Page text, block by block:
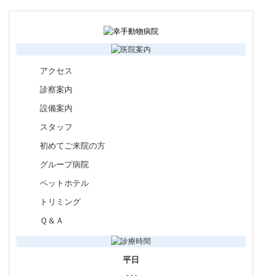
アクセス
診察案内
設備案内
スタッフ
初めてご来院の方
グループ病院
ペットホテル
トリミング
Ｑ＆Ａ
平日